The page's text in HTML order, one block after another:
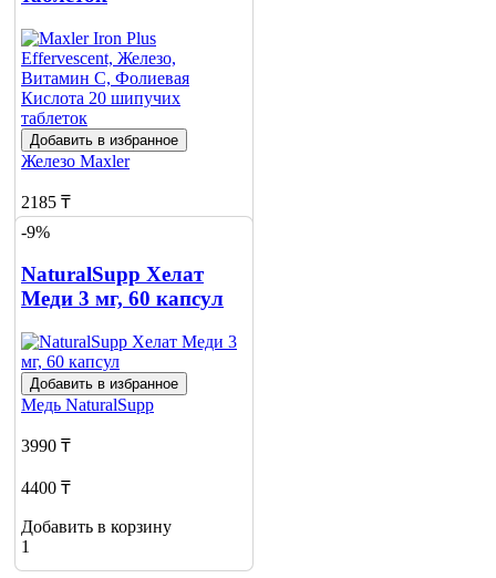
Добавить в избранное
Железо Maxler
2185 ₸
2622 ₸
Добавить в корзину
-9%
NaturalSupp Хелат
Меди 3 мг, 60 капсул
Добавить в избранное
Медь NaturalSupp
3990 ₸
4400 ₸
Добавить в корзину
1